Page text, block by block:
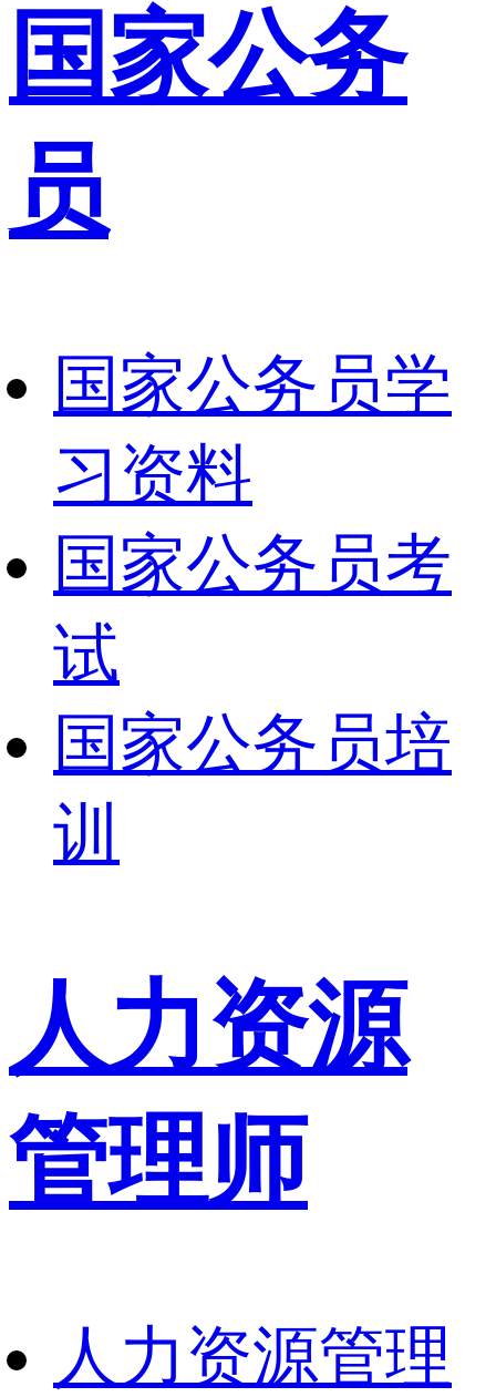
国家公务
员
国家公务员学
习资料
国家公务员考
试
国家公务员培
训
人力资源
管理师
人力资源管理